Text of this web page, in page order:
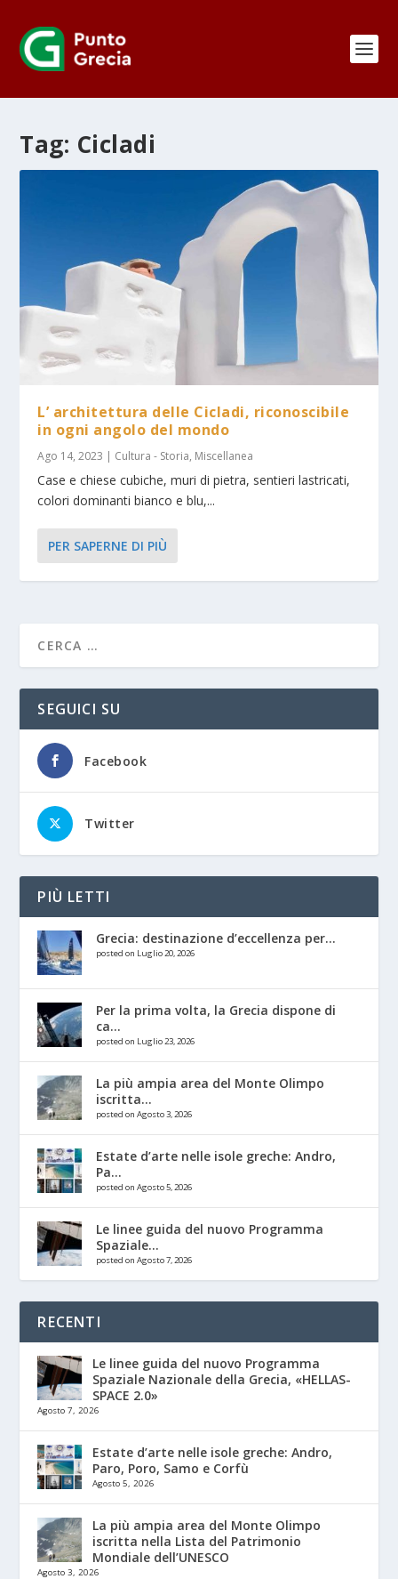
Tag: Cicladi
L’ architettura delle Cicladi, riconoscibile
in ogni angolo del mondo
Ago 14, 2023 | Cultura - Storia, Miscellanea
Case e chiese cubiche, muri di pietra, sentieri lastricati,
colori dominanti bianco e blu,...
PER SAPERNE DI PIÙ
SEGUICI SU
Facebook
Twitter
PIÙ LETTI
Grecia: destinazione d’eccellenza per...
posted on Luglio 20, 2026
Per la prima volta, la Grecia dispone di
ca...
posted on Luglio 23, 2026
La più ampia area del Monte Olimpo
iscritta...
posted on Agosto 3, 2026
Estate d’arte nelle isole greche: Andro,
Pa...
posted on Agosto 5, 2026
Le linee guida del nuovo Programma
Spaziale...
posted on Agosto 7, 2026
RECENTI
Le linee guida del nuovo Programma
Spaziale Nazionale della Grecia, «HELLAS-
SPACE 2.0»
Agosto 7, 2026
Estate d’arte nelle isole greche: Andro,
Paro, Poro, Samo e Corfù
Agosto 5, 2026
La più ampia area del Monte Olimpo
iscritta nella Lista del Patrimonio
Mondiale dell’UNESCO
Agosto 3, 2026